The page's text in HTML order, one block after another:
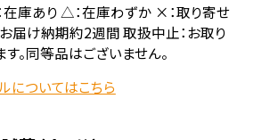
庫あり △：在庫わずか ×：取り寄せ
届け納期約2週間 取扱中止：お取り
。同等品はございません。
についてはこちら